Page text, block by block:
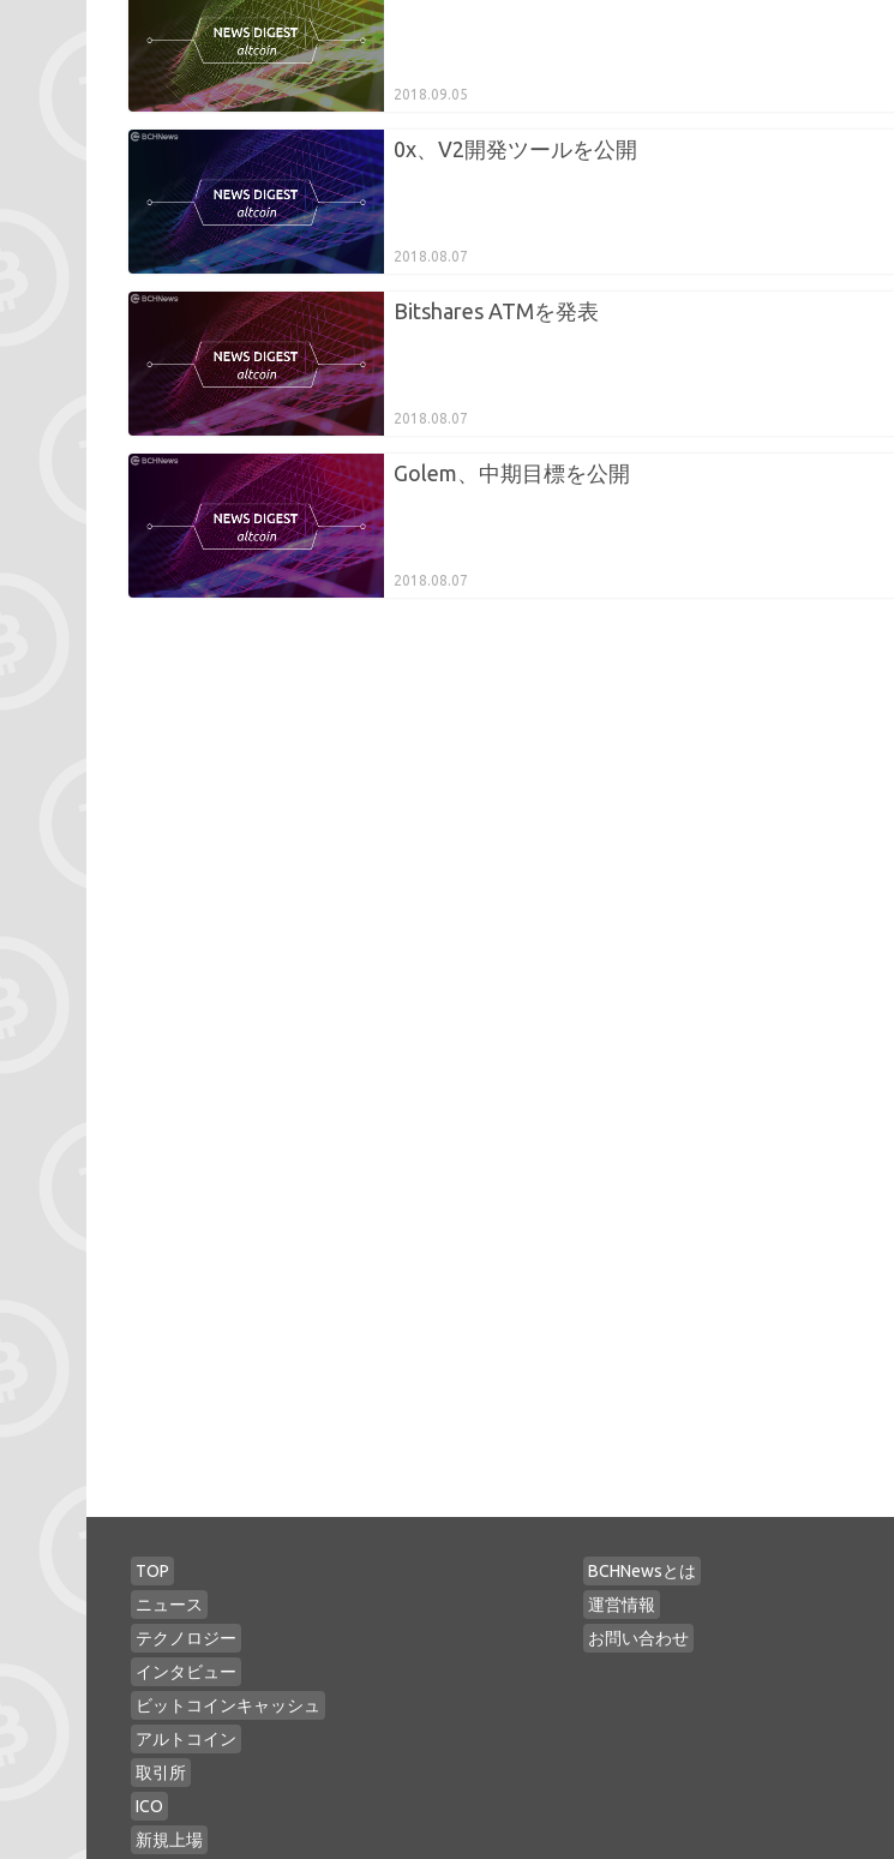
2018.09.05
0x、V2開発ツールを公開
2018.08.07
Bitshares ATMを発表
2018.08.07
Golem、中期目標を公開
2018.08.07
TOP
ニュース
テクノロジー
インタビュー
ビットコインキャッシュ
アルトコイン
取引所
ICO
新規上場
BCHNewsとは
運営情報
お問い合わせ